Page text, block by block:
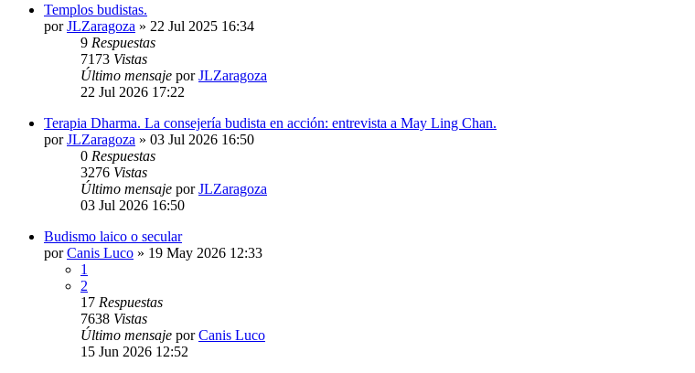
Templos budistas.
porJLZaragoza » 22 Jul 2025 16:34
9 Respuestas
7173 Vistas
Último mensaje porJLZaragoza
22 Jul 2026 17:22
Terapia Dharma. La consejería budista en acción: entrevista a May Ling Chan.
porJLZaragoza » 03 Jul 2026 16:50
0 Respuestas
3276 Vistas
Último mensaje porJLZaragoza
03 Jul 2026 16:50
Budismo laico o secular
porCanis Luco » 19 May 2026 12:33
1
2
17 Respuestas
7638 Vistas
Último mensaje porCanis Luco
15 Jun 2026 12:52